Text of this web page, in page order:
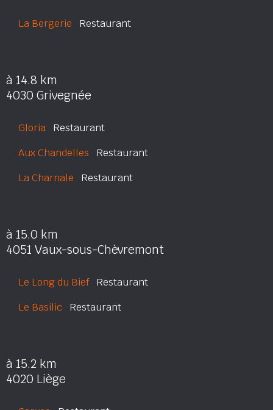
La Bergerie Restaurant
à 14.8 km
4030 Grivegnée
Gloria Restaurant
Aux Chandelles Restaurant
La Charnale Restaurant
à 15.0 km
4051 Vaux-sous-Chèvremont
Le Long du BiefRestaurant
Le Basilic Restaurant
à 15.2 km
4020 Liège